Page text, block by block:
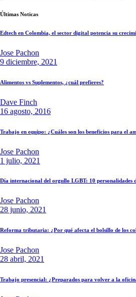
Últimas Noticas
Edtech en Colombia, el sector digital potencia su
Jose Pachon
9 diciembre, 2021
Alimentos vs Suplementos, ¿cuál prefieres?
Dave Finch
16 agosto, 2016
Trabajo en equipo: ¿Cuáles son los beneficios para el
Jose Pachon
1 julio, 2021
Día internacional del orgullo LGBT: 10 personalidades
Jose Pachon
28 junio, 2021
Reforma tributaria: ¿Por qué afecta el bolsillo de los
Jose Pachon
28 abril, 2021
Trabajo presencial: ¿Preparados para volver a la